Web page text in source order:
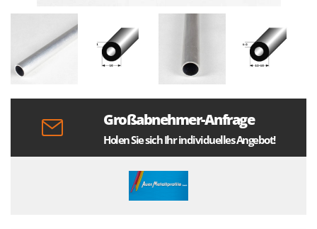
Großabnehmer-Anfrage
Holen Sie sich Ihr individuelles Angebot!